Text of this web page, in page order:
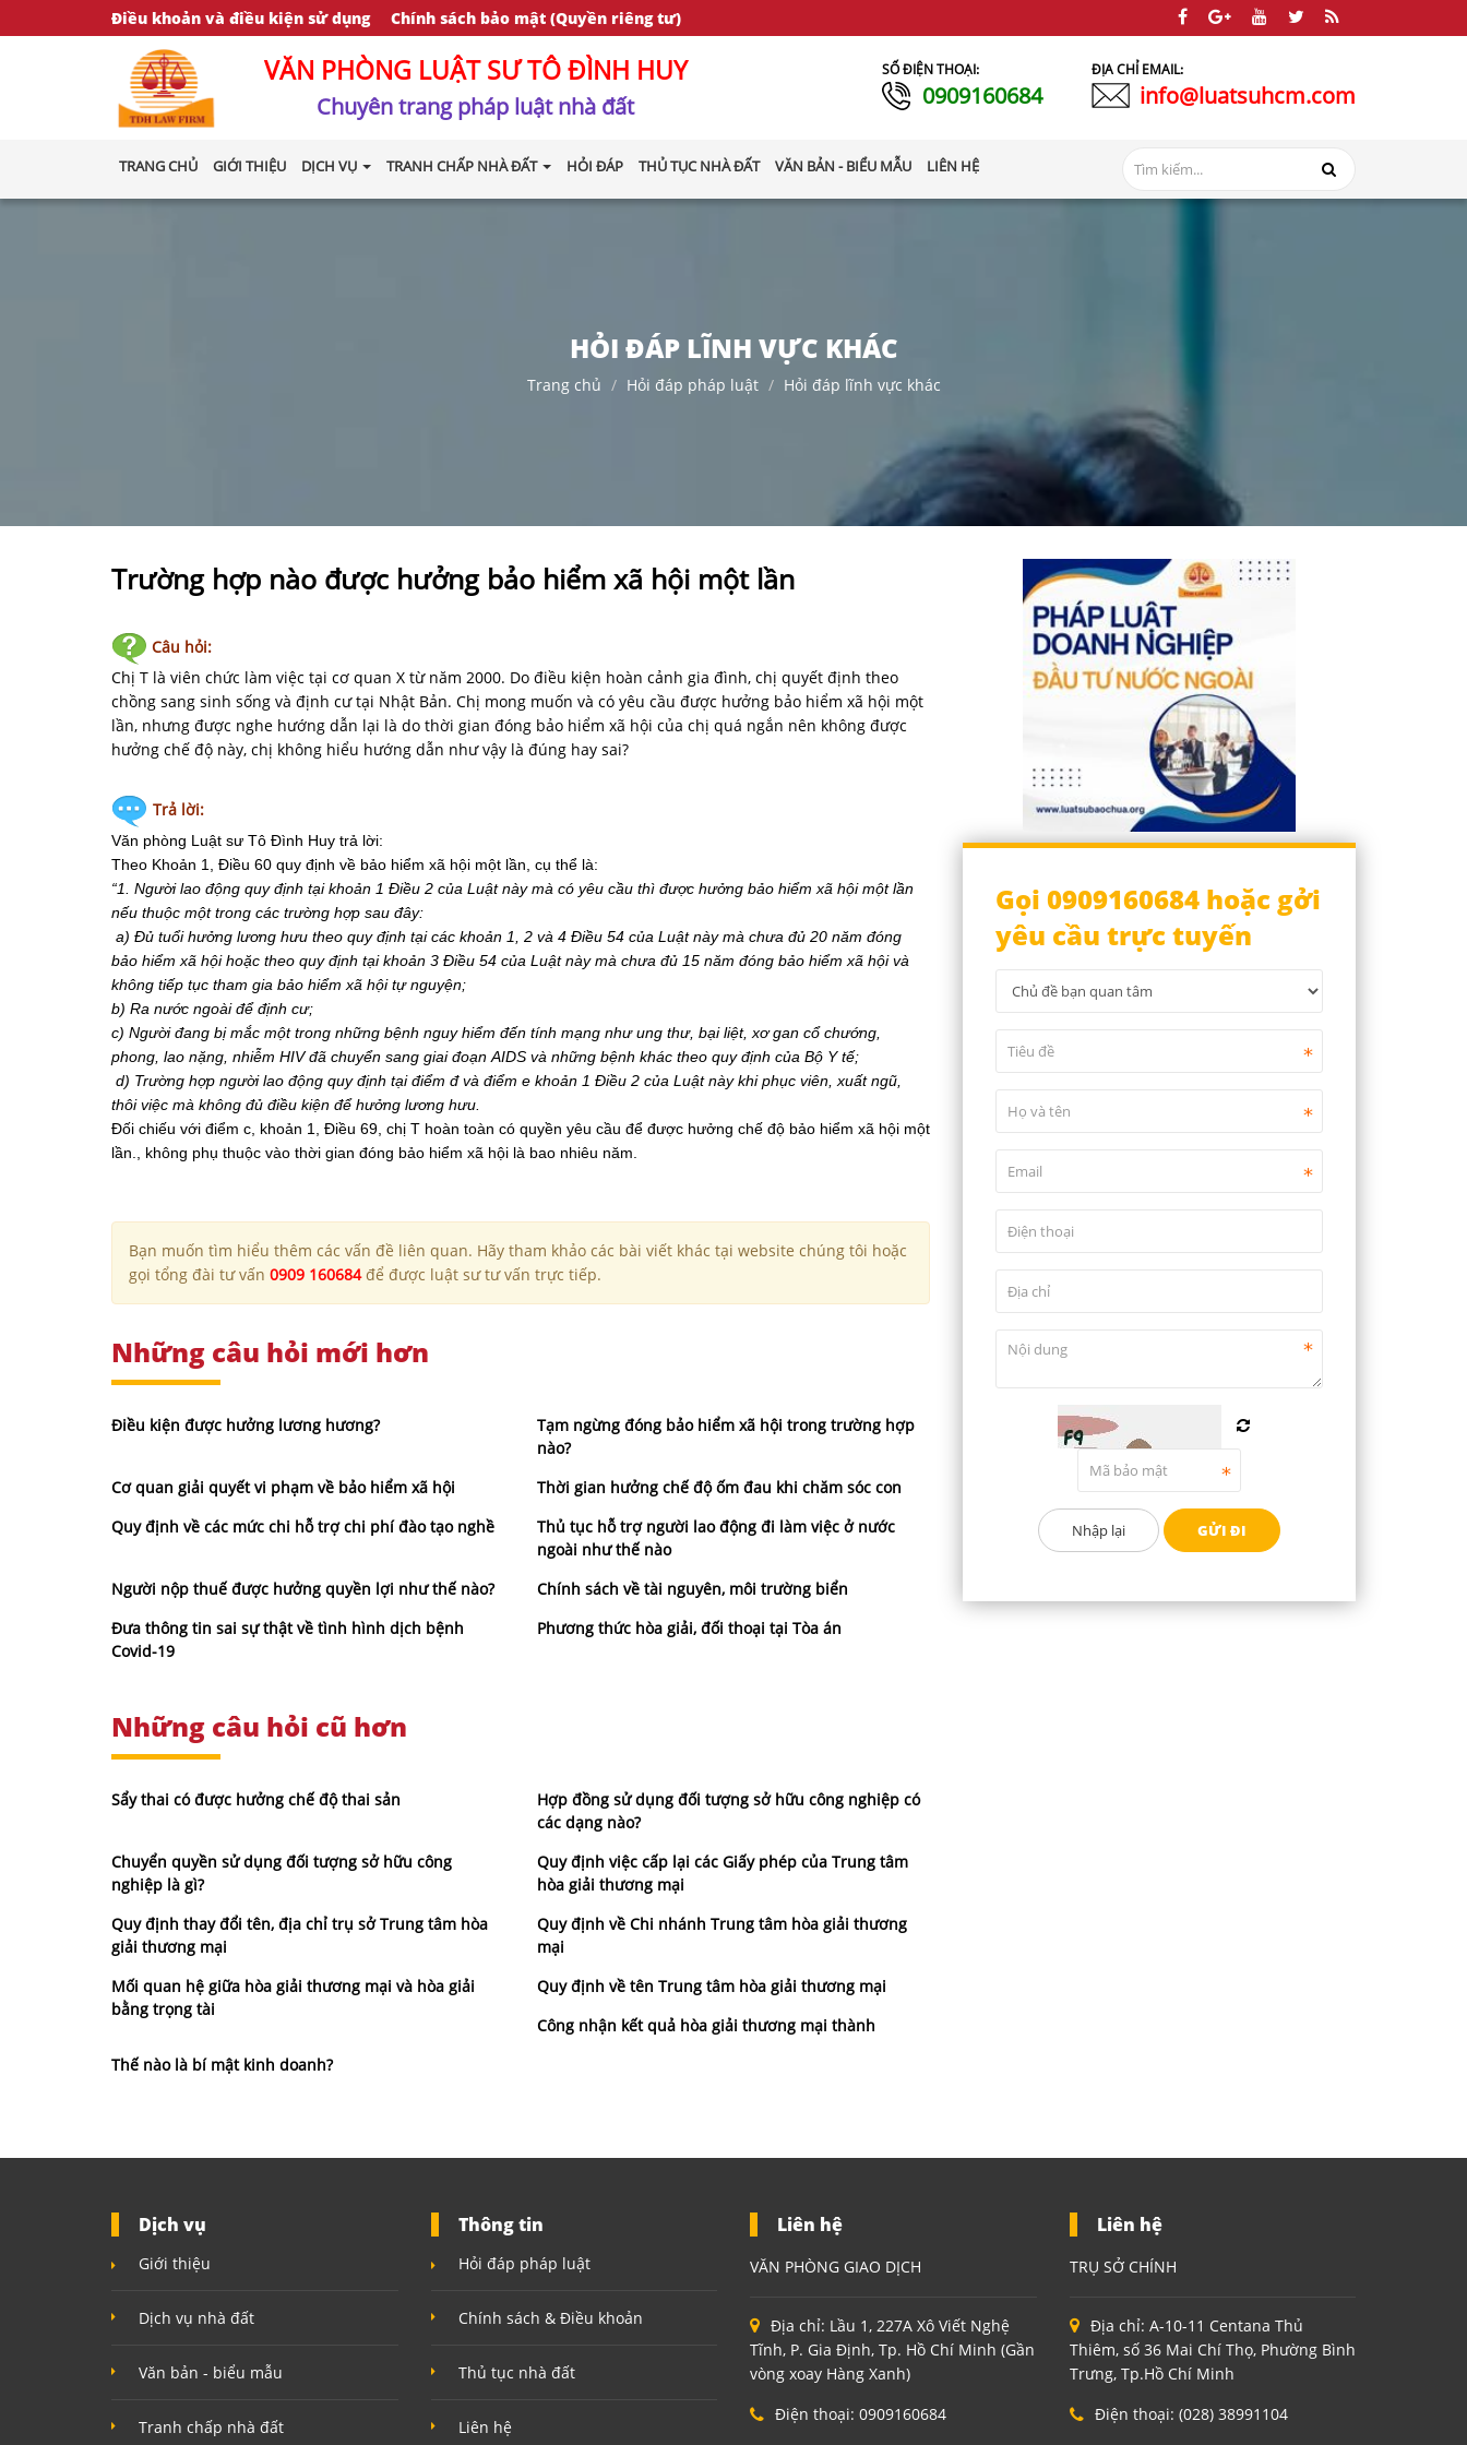
Điều khoản và điều kiện sử dụng Chính sách bảo mật (Quyền riêng tư)
VĂN PHÒNG LUẬT SƯ TÔ ĐÌNH HUY
Chuyên trang pháp luật nhà đất
SỐ ĐIỆN THOẠI:
0909160684
ĐỊA CHỈ EMAIL:
info@luatsuhcm.com
TRANG CHỦ GIỚI THIỆU DỊCH VỤ TRANH CHẤP NHÀ ĐẤT HỎI ĐÁP THỦ TỤC NHÀ ĐẤT VĂN BẢN - BIỂU MẪU LIÊN HỆ
HỎI ĐÁP LĨNH VỰC KHÁC
Trang chủ Hỏi đáp pháp luật Hỏi đáp lĩnh vực khác
Trường hợp nào được hưởng bảo hiểm xã hội một lần
Câu hỏi:
Chị T là viên chức làm việc tại cơ quan X từ năm 2000. Do điều kiện hoàn cảnh gia đình, chị quyết định theo
chồng sang sinh sống và định cư tại Nhật Bản. Chị mong muốn và có yêu cầu được hưởng bảo hiểm xã hội một
lần, nhưng được nghe hướng dẫn lại là do thời gian đóng bảo hiểm xã hội của chị quá ngắn nên không được
hưởng chế độ này, chị không hiểu hướng dẫn như vậy là đúng hay sai?
Trả lời:
Văn phòng Luật sư Tô Đình Huy trả lời:
Theo Khoản 1, Điều 60 quy định về bảo hiểm xã hội một lần, cụ thể là:
“1. Người lao động quyđịnh tại khoản 1 Điều 2 của Luật này mà có yêu cầu thì được hưởng bảo hiểm xã hội một lần
nếu thuộc một trong các trường hợp sau đây:
a) Đủ tuổi hưởng lương hưu theo quyđịnh tại các khoản 1, 2 và 4 Điều 54 của Luật này mà chưa đủ 20 năm đóng
bảo hiểm xã hội hoặc theo quyđịnh tại khoản 3 Điều 54 của Luật này mà chưa đủ 15 năm đóng bảo hiểm xã hội và
không tiếp tục tham gia bảo hiểm xã hội tự nguyện;
b) Ra nước ngoàiđểđịnh cư;
c) Ngườiđang bị mắc một trong những bệnh nguy hiểm đến tính mạng nhưung thư, bại liệt, xơgan cổ chướng
phong lao nặng nhiễm HIVđã chuyển sang giaiđoạn AIDS và những bệnh khác theo quyđịnh của Bộ Y tế;
d) Trường hợp người lao động quyđịnh tạiđiểm đvà điểm e khoản 1 Điều 2 của Luật này khi phục viên xuất ngũ,
thôi việc mà không đủ điều kiện để hưởng lương hưu
Đối chiếu với điểm c, khoản 1, Điều 69, chị T hoàn toàn có quyền yêu cầu để được hưởng chế độ bảo hiểm xã hội một
lần., không phụ thuộc vào thời gian đóng bảo hiểm xã hội là bao nhiêu năm.
Bạn muốn tìm hiểu thêm các vấn đề liên quan. Hãy tham khảo các bài viết khác tại website chúng tôi hoặc
gọi tổng đài tư vấn 0909 160684để được luật sư tư vấn trực tiếp.
Những câu hỏi mới hơn
Điều kiện được hưởng lương hương?
Tạm ngừng đóng bảo hiểm xã hội trong trường hợp
nào?
Cơ quan giải quyết vi phạm về bảo hiểm xã hội
Thời gian hưởng chế độ ốm đau khi chăm sóc con
Quy định về các mức chi hỗ trợ chi phí đào tạo nghề
Thủ tục hỗ trợ người lao động đi làm việc ở nước
ngoài như thế nào
Người nộp thuế được hưởng quyền lợi như thế nào?
Chính sách về tài nguyên, môi trường biển
Đưa thông tin sai sự thật về tình hình dịch bệnh
Covid-19
Phương thức hòa giải, đối thoại tại Tòa án
Những câu hỏi cũ hơn
Sẩy thai có được hưởng chế độ thai sản
Hợp đồng sử dụng đối tượng sở hữu công nghiệp có
các dạng nào?
Chuyển quyền sử dụng đối tượng sở hữu công
nghiệp là gì?
Quy định việc cấp lại các Giấy phép của Trung tâm
hòa giải thương mại
Quy định thay đổi tên, địa chỉ trụ sở Trung tâm hòa
giải thương mại
Quy định về Chi nhánh Trung tâm hòa giải thương
mại
Mối quan hệ giữa hòa giải thương mại và hòa giải
bằng trọng tài
Quy định về tên Trung tâm hòa giải thương mại
Công nhận kết quả hòa giải thương mại thành
Thế nào là bí mật kinh doanh?
Gọi 0909160684 hoặc gởi
yêu cầu trực tuyến
Dịch vụ
Giới thiệu
Dịch vụ nhà đất
Văn bản - biểu mẫu
Tranh chấp nhà đất
Thông tin
Hỏi đáp pháp luật
Chính sách & Điều khoản
Thủ tục nhà đất
Liên hệ
Liên hệ
VĂN PHÒNG GIAO DỊCH
Địa chỉ: Lầu 1, 227A Xô Viết Nghệ
Tĩnh, P. Gia Định, Tp. Hồ Chí Minh (Gần
vòng xoay Hàng Xanh)
Điện thoại: 0909160684
Liên hệ
TRỤ SỞ CHÍNH
Địa chỉ: A-10-11 Centana Thủ
Thiêm, số 36 Mai Chí Thọ, Phường Bình
Trưng, Tp.Hồ Chí Minh
Điện thoại: (028) 38991104